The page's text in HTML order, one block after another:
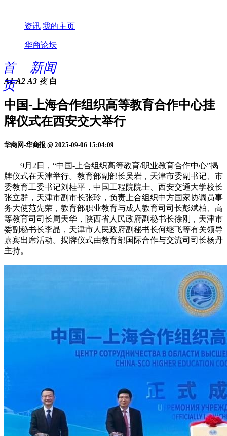
资讯 我的主页
华商论坛
首
页
新闻
A1 A2 A3 夜 白
中国-上海合作组织高等教育合作中心挂
牌仪式在西安交大举行
华商网-华商报 @ 2025-09-06 15:04:09
9月2日，“中国-上合组织高等教育/职业教育合作中心”揭
牌仪式在天津举行。教育部副部长吴岩，天津市委副书记、市
委教育工委书记刘桂平，中国工程院院士、西安交通大学校长
张立群，天津市副市长张玲，负责上合组织中方国家协调员事
务大使范先荣，教育部职业教育与成人教育司司长彭斌柏、高
等教育司司长周天华，陕西省人民政府副秘书长徐刚，天津市
委副秘书长李晶，天津市人民政府副秘书长何继飞等有关领导
嘉宾出席活动。揭牌仪式由教育部国际合作与交流司司长杨丹
主持。